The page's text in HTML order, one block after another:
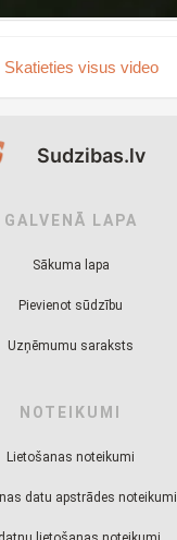
Skatieties visus video
Sudzibas.lv
GALVENĀ LAPA
Sākuma lapa
Pievienot sūdzību
Uzņēmumu saraksts
NOTEIKUMI
Lietošanas noteikumi
datu apstrādes noteikumi